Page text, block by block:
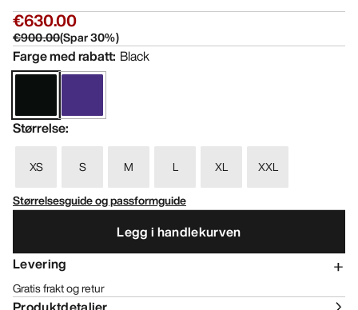
€630.00
€900.00(Spar30%)
Farge med rabatt: Black
Størrelse:
XS S M L XL
XXL
Størrelsesguide og passformguide
Legg i handlekurven
Levering
Gratis frakt og retur